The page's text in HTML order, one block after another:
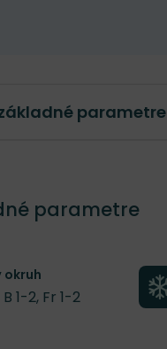
parametre
parametre
parametre
okruh
B 1-2, Fr 1-2